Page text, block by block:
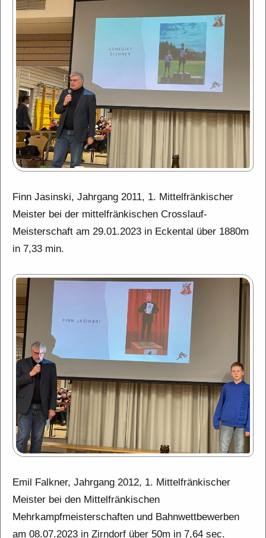
Finn Jasinski, Jahrgang 2011, 1. Mittelfränkischer
Meister bei der mittelfränkischen Crosslauf-
Meisterschaft am 29.01.2023 in Eckental über 1880m
in 7,33 min.
Emil Falkner, Jahrgang 2012, 1. Mittelfränkischer
Meister bei den Mittelfränkischen
Mehrkampfmeisterschaften und Bahnwettbewerben
am 08.07.2023 in Zirndorf über 50m in 7,64 sec.